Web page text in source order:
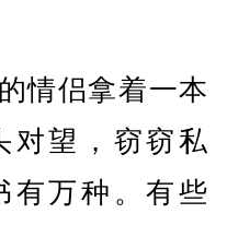
情侣拿着一本
对望，窃窃私
有万种。有些